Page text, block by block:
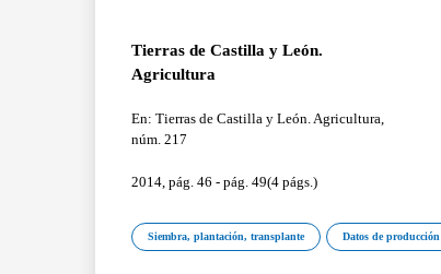
Tierras de Castilla y León.
Agricultura
En: Tierras de Castilla y León. Agricultura,
núm. 217
2014, pág. 46 - pág. 49(4 págs.)
Siembra, plantación, transplante Datos de producción